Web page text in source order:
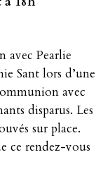
avec Pearlie
Sant lors d’une
avec
disparus. Les
sur place.
ce rendez-vous